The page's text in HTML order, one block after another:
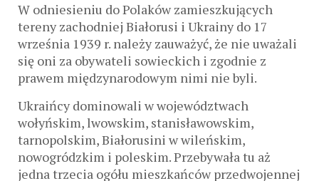
W odniesieniu do Polaków zamieszkujących
tereny zachodniej Białorusi i Ukrainy do 17
września 1939 r. należy zauważyć, że nie uważali
się oni za obywateli sowieckich i zgodnie z
prawem międzynarodowym nimi nie byli.
Ukraińcy dominowali w województwach
wołyńskim, lwowskim, stanisławowskim,
tarnopolskim, Białorusini w wileńskim,
nowogródzkim i poleskim. Przebywała tu aż
jedna trzecia ogółu mieszkańców przedwojennej